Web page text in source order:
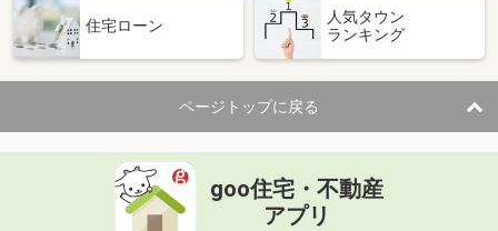
住宅ローン
人気タウン
ランキング
ページトップに戻る
goo住宅・不動産
アプリ